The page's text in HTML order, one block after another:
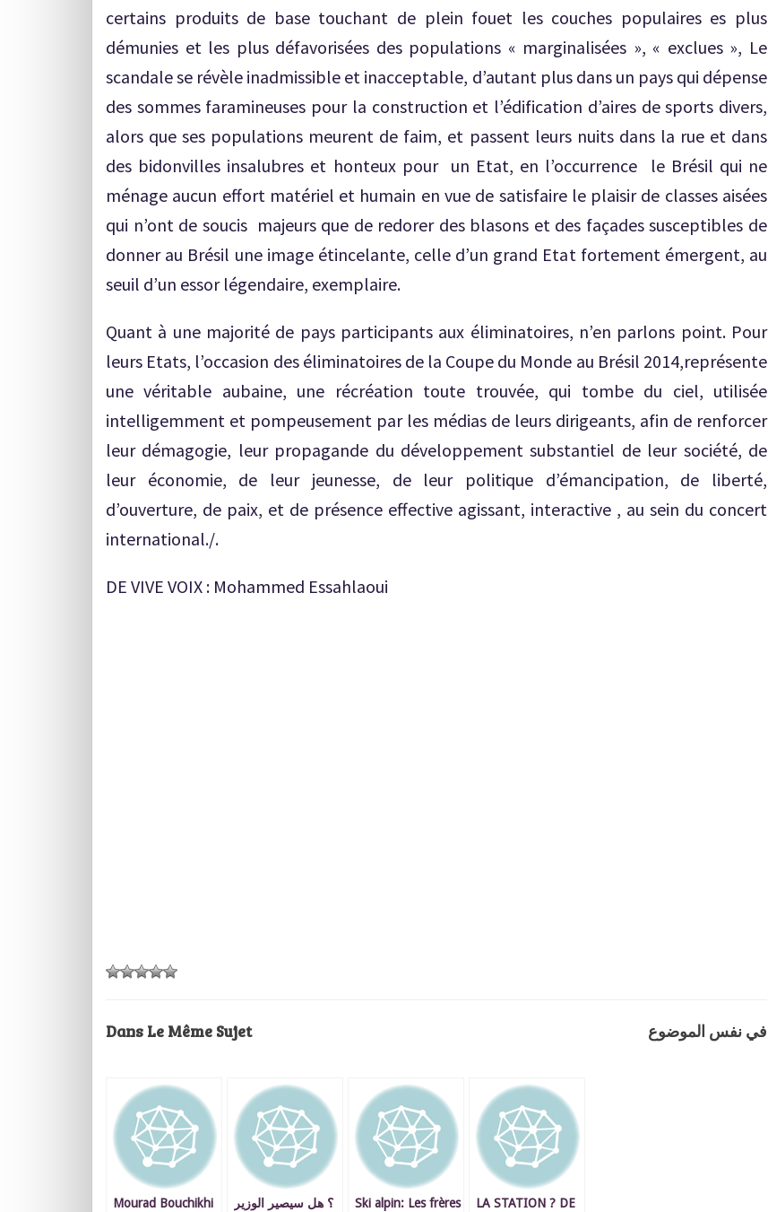
certains produits de base touchant de plein fouet les couches populaires es plus
démunies et les plus défavorisées des populations « marginalisées », « exclues », Le
scandale se révèle inadmissible et inacceptable, d’autant plus dans un pays qui dépense
des sommes faramineuses pour la construction et l’édification d’aires de sports divers,
alors que ses populations meurent de faim, et passent leurs nuits dans la rue et dans
des bidonvilles insalubres et honteux pour un Etat, en l’occurrence le Brésil qui ne
ménage aucun effort matériel et humain en vue de satisfaire le plaisir de classes aisées
qui n’ont de soucis majeurs que de redorer des blasons et des façades susceptibles de
donner au Brésil une image étincelante, celle d’un grand Etat fortement émergent, au
seuil d’un essor légendaire, exemplaire.
Quant à une majorité de pays participants aux éliminatoires, n’en parlons point. Pour
leurs Etats, l’occasion des éliminatoires de la Coupe du Monde au Brésil 2014,représente
une véritable aubaine, une récréation toute trouvée, qui tombe du ciel, utilisée
intelligemment et pompeusement par les médias de leurs dirigeants, afin de renforcer
leur démagogie, leur propagande du développement substantiel de leur société, de
leur économie, de leur jeunesse, de leur politique d’émancipation, de liberté,
d’ouverture, de paix, et de présence effective agissant, interactive , au sein du concert
international./.
DE VIVE VOIX : Mohammed Essahlaoui
Dans Le Même Sujet في نفس الموضوع
Mourad Bouchikhi ؟ هل سيصير الوزير Ski alpin: Les frères LA STATION ? DE